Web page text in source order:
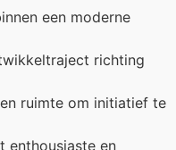
een moderne
richting
ruimte om initiatief te
enthousiaste en